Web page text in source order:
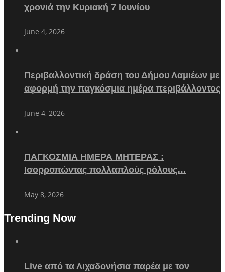
χρονιά την Κυριακή 7 Ιουνίου
June 4, 2026
Περιβαλλοντική δράση του Δήμου Λαμιέων με
αφορμή την παγκόσμια ημέρα περιβάλλοντος
June 4, 2026
ΠΑΓΚΟΣΜΙΑ ΗΜΕΡΑ ΜΗΤΕΡΑΣ :
Ισορροπώντας πολλαπλούς ρόλους…
May 8, 2026
Trending Now
Live από τα Λιχαδονήσια παρέα με τον